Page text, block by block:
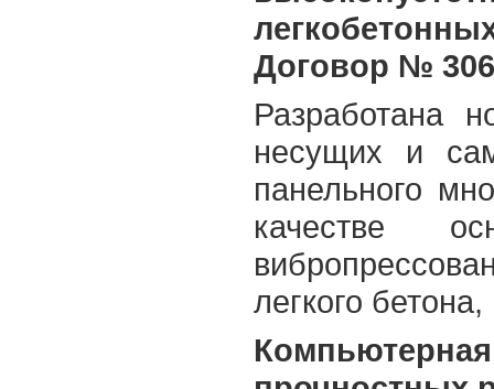
Договор №
Разработана
несущих и
панельного
качестве
легкого